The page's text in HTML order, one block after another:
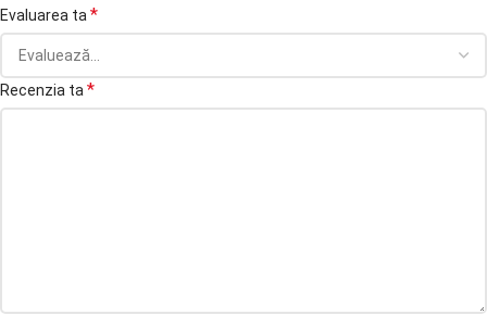
Evaluarea ta *
Recenzia ta *